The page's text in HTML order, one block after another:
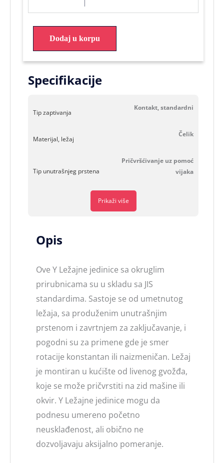
Dodaj u korpu
Specifikacije
Tip zaptivanja
Kontakt, standardni
Materijal, ležaj
Čelik
Tip unutrašnjeg prstena
Pričvršćivanje uz pomoć
vijaka
Prikaži više
Opis
Ove Y Ležajne jedinice sa okruglim
prirubnicama su u skladu sa JIS
standardima. Sastoje se od umetnutog
ležaja, sa produženim unutrašnjim
prstenom i zavrtnjem za zaključavanje, i
pogodni su za primene gde je smer
rotacije konstantan ili naizmeničan. Ležaj
je montiran u kućište od livenog gvožđa,
koje se može pričvrstiti na zid mašine ili
okvir. Y Ležajne jedinice mogu da
podnesu umereno početno
neusklađenost, ali obično ne
dozvoljavaju aksijalno pomeranje.